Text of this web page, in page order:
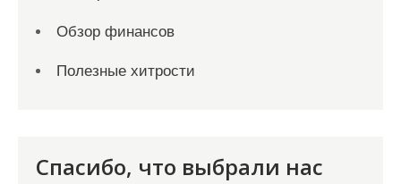
Обзор финансов
Полезные хитрости
Спасибо, что выбрали нас